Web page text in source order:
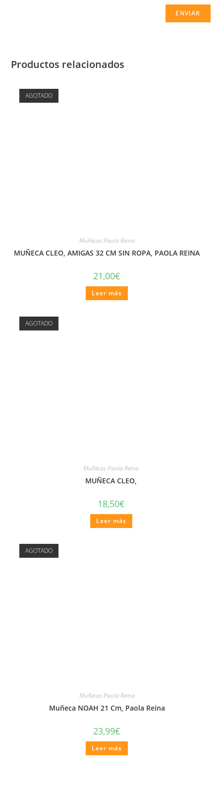
Productos relacionados
AGOTADO
Muñecas Paola Reina
MUÑECA CLEO, AMIGAS 32 CM SIN ROPA, PAOLA REINA
21,00€
Leer más
AGOTADO
Muñecas Paola Reina
MUÑECA CLEO,
18,50€
Leer más
AGOTADO
Muñecas Paola Reina
Muñeca NOAH 21 Cm, Paola Reina
23,99€
Leer más